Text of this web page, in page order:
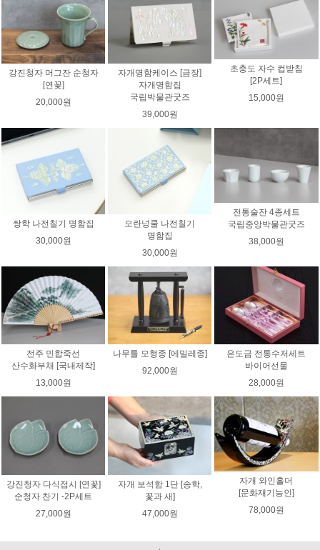
강진청자 머그잔 순청자
[연꽃]
20,000원
자개명함케이스 [금장]
자개명함집
국립박물관굿즈
39,000원
초충도 자수 컵받침
[2P세트]
15,000원
쌍학 나전칠기 명함집
30,000원
모란넝쿨 나전칠기
명함집
30,000원
전통술잔 4종세트
국립중앙박물관굿즈
38,000원
전주 민합죽선
산수화부채 [국내제작]
13,000원
나무틀 모형종 [에밀레종]
92,000원
은도금 전통수저세트
바이어선물
28,000원
강진청자 다식접시 [연꽃]
순청자 찬기 -2P세트
27,000원
자개 보석함 1단 [송학,
꽃과 새]
47,000원
자개 와인홀더
[문화재기능인]
78,000원